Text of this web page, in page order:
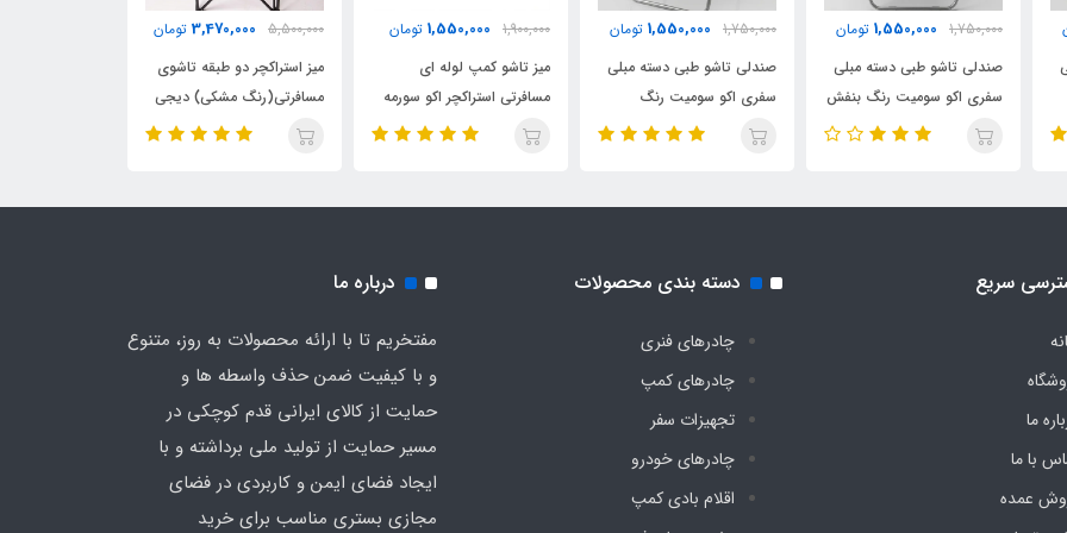
1,750,000
1,550,000 تومان
صندلی تاشو طبی دسته مبلی
سفری اکو سومیت رنگ بنفش
تیره
1,750,000
1,550,000 تومان
صندلی تاشو طبی دسته مبلی
سفری اکو سومیت رنگ
گردویی
1,900,000
1,550,000 تومان
میز تاشو کمپ لوله ای
مسافرتی استراکچر اکو سورمه
ای
5,500,000
3,470,000 تومان
میز استراکچر دو طبقه تاشوی
مسافرتی(رنگ مشکی) دیجی
چادر
سریع
ما
با ما
عمده
دسته بندی محصولات
چادرهای فنری
چادرهای کمپ
تجهیزات سفر
چادرهای خودرو
اقلام بادی کمپ
درباره ما
مفتخریم تا با ارائه محصولات به روز، متنوع
و با کیفیت ضمن حذف واسطه ها و
حمایت از کالای ایرانی قدم کوچکی در
مسیر حمایت از تولید ملی برداشته و با
ایجاد فضای ایمن و کاربردی در فضای
مجازی بستری مناسب برای خرید